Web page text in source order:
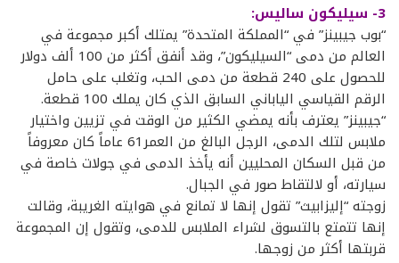
3- سيليكون ساليس:
“بوب جيبينز” في “المملكة المتحدة” يمتلك أكبر مجموعة في
العالم من دمى “السيليكون”، وقد أنفق أكثر من 100 ألف دولار
للحصول على 240 قطعة من دمى الحب، وتغلب على حامل
الرقم القياسي الياباني السابق الذي كان يملك 100 قطعة.
“جيبينز” يعترف بأنه يمضي الكثير من الوقت في تزيين واختيار
ملابس لتلك الدمى، الرجل البالغ من العمر61 عاماً كان معروفاً
من قبل السكان المحليين أنه يأخذ الدمى في جولات خاصة في
سيارته، أو لالتقاط صور في الجبال.
زوجته “إليزابيث” تقول إنها لا تمانع في هوايته الغريبة، وقالت
إنها تتمتع بالتسوق لشراء الملابس للدمى، وتقول إن المجموعة
قربتها أكثر من زوجها.